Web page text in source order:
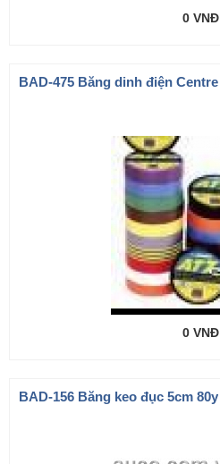
0 VNĐ
BAD-475 Băng dinh điện Centre
0 VNĐ
BAD-156 Băng keo đục 5cm 80y